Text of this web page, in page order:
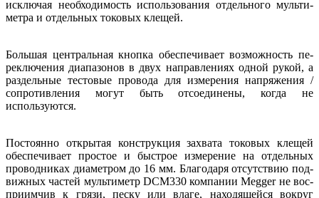
исключая необходимость использования отдельного мульти-
метра и отдельных токовых клещей.
Большая центральная кнопка обеспечивает возможность пе-
реключения диапазонов в двух направлениях одной рукой, а
раздельные тестовые провода для измерения напряжения /
сопротивления могут быть отсоединены, когда не
используются.
Постоянно открытая конструкция захвата токовых клещей
обеспечивает простое и быстрое измерение на отдельных
проводниках диаметром до 16 мм. Благодаря отсутствию под-
вижных частей мультиметр DCM330 компании Megger не вос-
приимчив к грязи, песку или влаге, находящейся вокруг